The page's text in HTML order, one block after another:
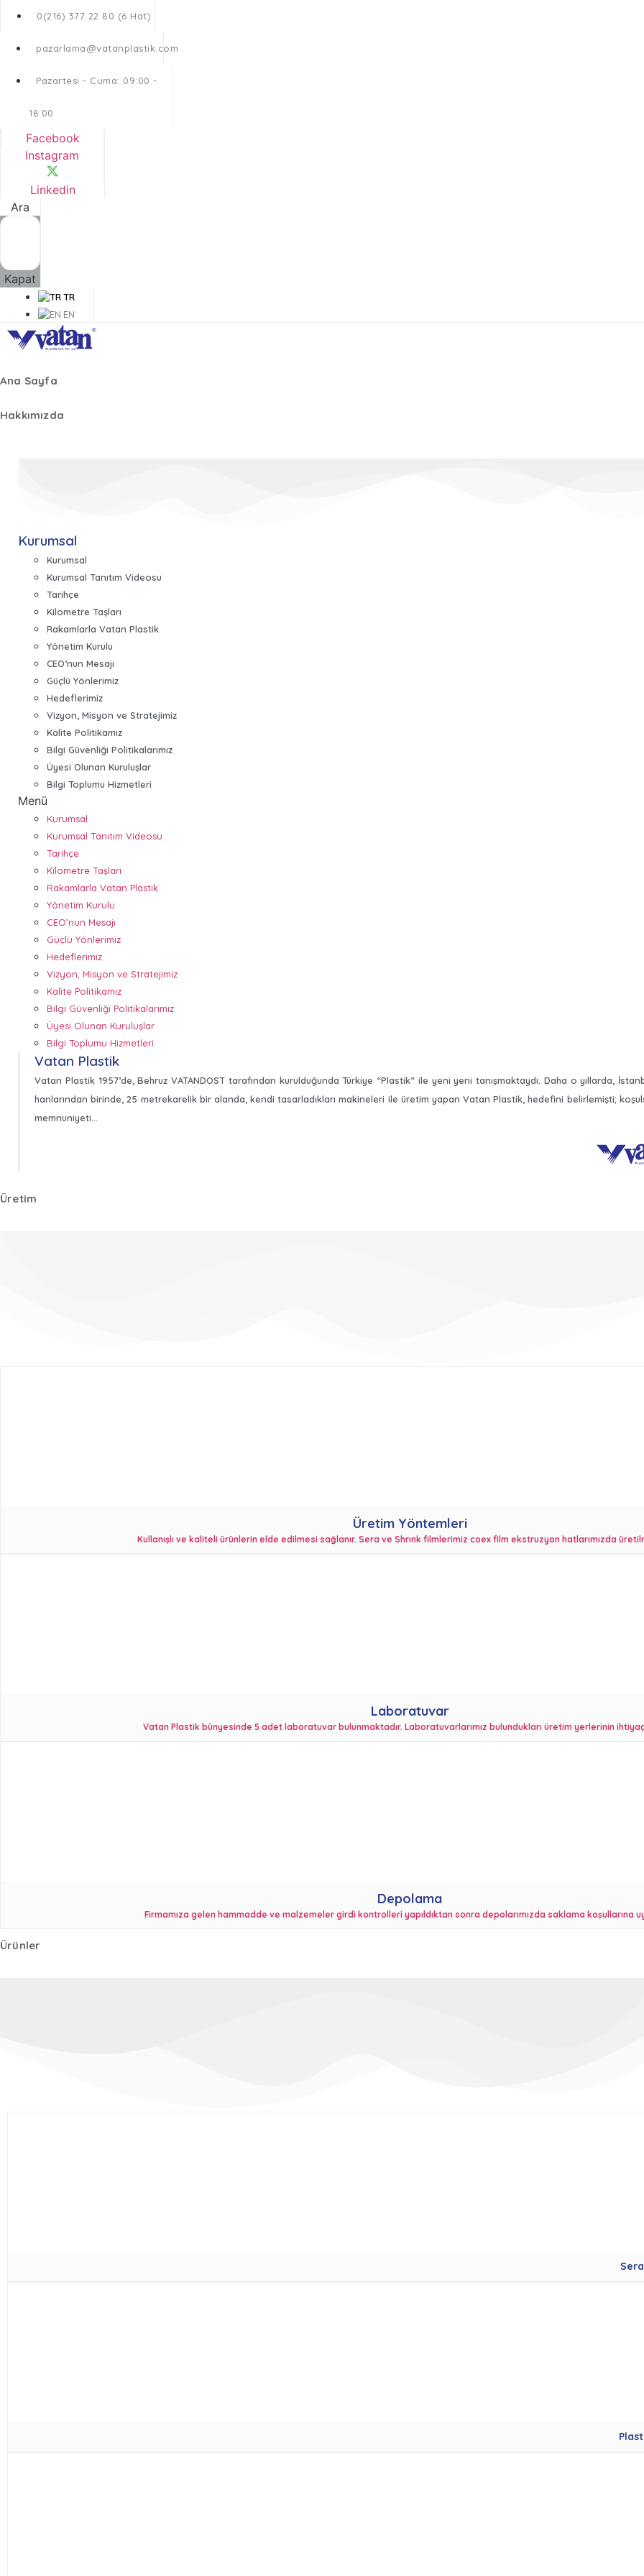
0(216) 377 22 80 (6 Hat)
pazarlama@vatanplastik.com
Pazartesi - Cuma: 09:00 -
18:00
Facebook
Instagram
Linkedin
Ara
Kapat
TR
EN
Ana Sayfa
Hakkımızda
Kurumsal
Kurumsal
Kurumsal Tanıtım Videosu
Tarihçe
Kilometre Taşları
Rakamlarla Vatan Plastik
Yönetim Kurulu
CEO’nun Mesajı
Güçlü Yönlerimiz
Hedeflerimiz
Vizyon, Misyon ve Stratejimiz
Kalite Politikamız
Bilgi Güvenliği Politikalarımız
Üyesi Olunan Kuruluşlar
Bilgi Toplumu Hizmetleri
Menü
Kurumsal
Kurumsal Tanıtım Videosu
Tarihçe
Kilometre Taşları
Rakamlarla Vatan Plastik
Yönetim Kurulu
CEO’nun Mesajı
Güçlü Yönlerimiz
Hedeflerimiz
Vizyon, Misyon ve Stratejimiz
Kalite Politikamız
Bilgi Güvenliği Politikalarımız
Üyesi Olunan Kuruluşlar
Bilgi Toplumu Hizmetleri
Vatan Plastik
Vatan Plastik 1957’de, Behruz VATANDOST tarafından kurulduğunda Türkiye “Plastik” ile yeni yeni tanışmaktaydı. Daha o yıllarda,
hanlarından birinde, 25 metrekarelik bir alanda, kendi tasarladıkları makineleri ile üretim yapan Vatan Plastik, hedefini belirlemişti;
memnuniyeti…
Üretim
Üretim Yöntemleri
Kullanışlı ve kaliteli ürünlerin elde edilmesi sağlanır. Sera ve Shrınk filmlerimiz coex film ekstruzyon hatlarımızda
Laboratuvar
Vatan Plastik bünyesinde 5 adet laboratuvar bulunmaktadır. Laboratuvarlarımız bulundukları üretim yerlerinin
Depolama
Firmamıza gelen hammadde ve malzemeler girdi kontrolleri yapıldıktan sonra depolarımızda saklama koşullarına
Ürünler